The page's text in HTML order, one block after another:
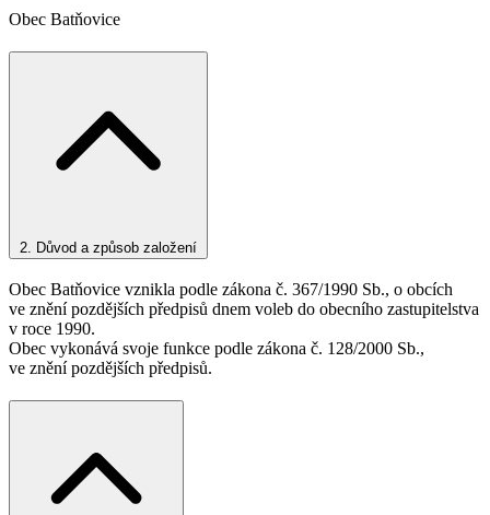
Obec Batňovice
2. Důvod a způsob založení
Obec Batňovice vznikla podle zákona č. 367/1990 Sb., o obcích
ve znění pozdějších předpisů dnem voleb do obecního zastupitelstva
v roce 1990.
Obec vykonává svoje funkce podle zákona č. 128/2000 Sb.,
ve znění pozdějších předpisů.